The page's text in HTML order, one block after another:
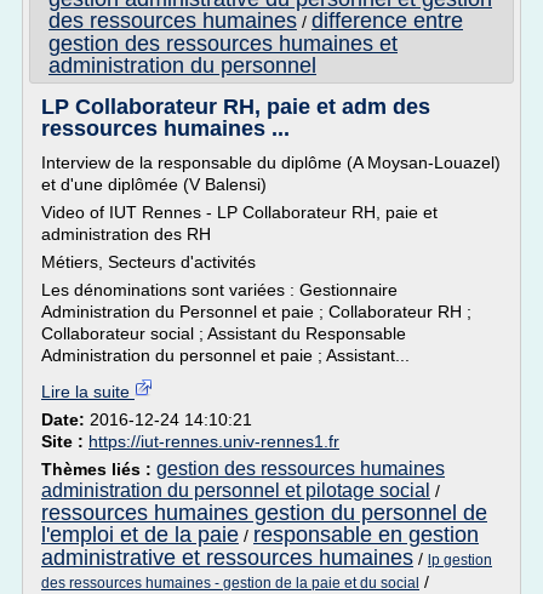
des ressources humaines / difference entre
gestion des ressources humaines et
administration du personnel
LP Collaborateur RH, paie et adm des
ressources humaines ...
Interview de la responsable du diplôme (A Moysan-Louazel)
et d'une diplômée (V Balensi)
Video of IUT Rennes - LP Collaborateur RH, paie et
administration des RH
Métiers, Secteurs d'activités
Les dénominations sont variées : Gestionnaire
Administration du Personnel et paie ; Collaborateur RH ;
Collaborateur social ; Assistant du Responsable
Administration du personnel et paie ; Assistant...
Lire la suite
Date: 2016-12-24 14:10:21
Site : https://iut-rennes.univ-rennes1.fr
Thèmes liés : gestion des ressources humaines
administration du personnel et pilotage social /
ressources humaines gestion du personnel de
l'emploi et de la paie / responsable en gestion
administrative et ressources humaines / lp gestion
des ressources humaines - gestion de la paie et du social /